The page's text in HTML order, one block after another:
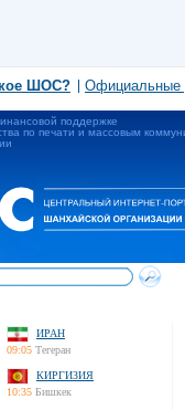
ШОС? Официальные
поддержке
по печати и массовым
ИРАН
09:05 Тегеран
КИРГИЗИЯ
10:35 Бишкек